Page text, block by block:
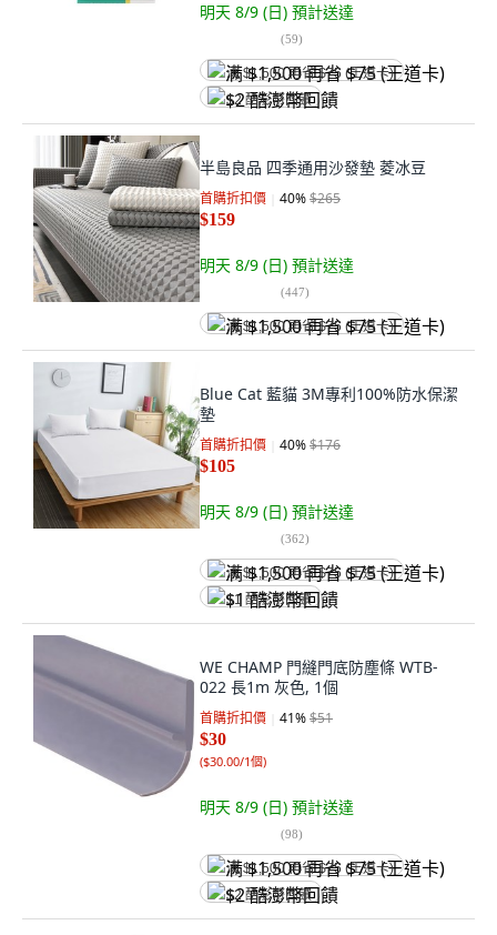
明天 8/9 (日) 預計送達
(59)
满 $1,500 再省 $75 (王道卡)
$2 酷澎幣回饋
半島良品 四季通用沙發墊 菱冰豆
首購折扣價 40%$265
$159
明天 8/9 (日) 預計送達
(447)
满 $1,500 再省 $75 (王道卡)
Blue Cat 藍貓 3M專利100%防水保潔
墊
首購折扣價 40%$176
$105
明天 8/9 (日) 預計送達
(362)
满 $1,500 再省 $75 (王道卡)
$1 酷澎幣回饋
WE CHAMP 門縫門底防塵條 WTB-
022 長1m 灰色, 1個
首購折扣價 41%$51
$30
($30.00/1個)
明天 8/9 (日) 預計送達
(98)
满 $1,500 再省 $75 (王道卡)
$2 酷澎幣回饋